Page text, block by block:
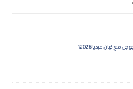
كيان ميديا 2026؟